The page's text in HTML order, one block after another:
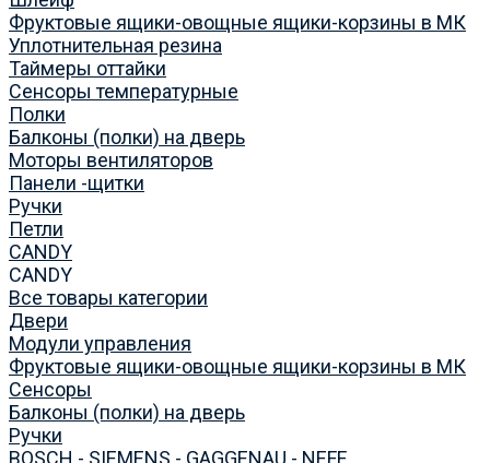
Фруктовые ящики-овощные ящики-корзины в МК
Уплотнительная резина
Таймеры оттайки
Сенсоры температурные
Полки
Балконы (полки) на дверь
Моторы вентиляторов
Панели -щитки
Ручки
Петли
CANDY
CANDY
Все товары категории
Двери
Модули управления
Фруктовые ящики-овощные ящики-корзины в МК
Сенсоры
Балконы (полки) на дверь
Ручки
BOSCH - SIEMENS - GAGGENAU - NEFF